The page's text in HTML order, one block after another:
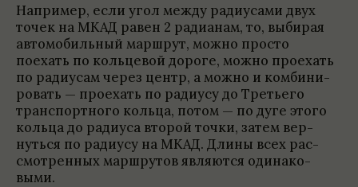
Напри­мер, если угол между ради­у­сами двух
точек на МКАД равен 2 ради­а­нам, то, выби­рая
автомо­биль­ный марш­рут, можно про­сто
поехать по кольце­вой дороге, можно про­ехать
по ради­у­сам через центр, а можно и ком­би­ни­
ро­вать — про­ехать по ради­усу до Тре­тьего
транспорт­ного кольца, потом — по дуге этого
кольца до ради­уса вто­рой точки, затем вер­
нуться по ради­усу на МКАД. Длины всех рас­
смот­рен­ных марш­ру­тов являются оди­на­ко­
выми.